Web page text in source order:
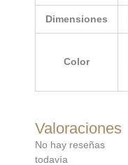
Dimensiones
Color
Valoraciones
No hay reseñas
todavía